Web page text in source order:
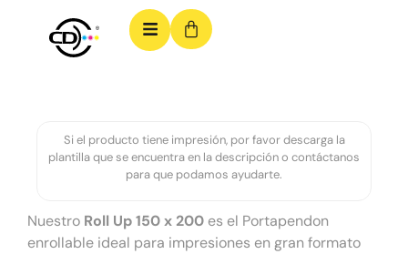
Si el producto tiene impresión, por favor descarga la
plantilla que se encuentra en la descripción o contáctanos
para que podamos ayudarte.
Nuestro Roll Up 150 x 200 es el Portapendon
enrollable ideal para impresiones en gran formato